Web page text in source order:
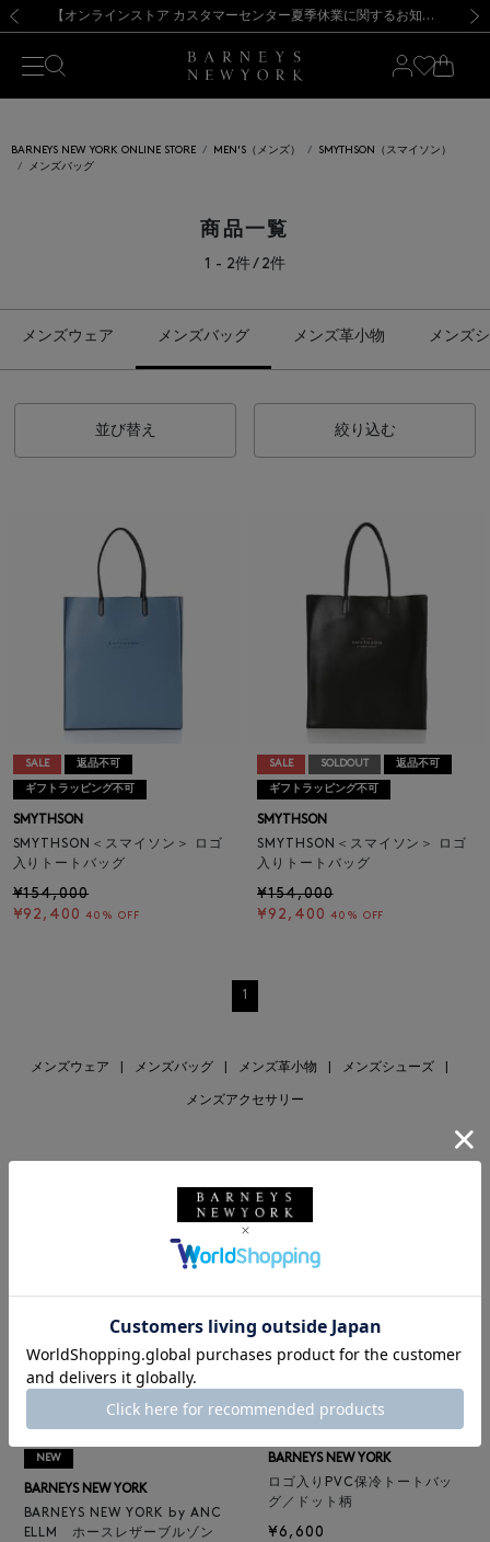
新規登録のお客様も対象！＜MY BARNEYS＞会員のお客様は11,000円（税込）以上のお買上げで常時送料無料！お買い物の際は会員登録を！
【夏季休業に伴う出荷一時停止のお知らせ】(2026.8.7) 【オンラインストア カスタマーセンター夏季休業に関するお知らせ】（2026.8.7）
【夏季休業に伴う返品・交換承り一時停止のお知らせ】（2026.8.5）
熊本県を中心とした地震の影響によるお荷物のお届けについて
【開催中】SUMMER SALEのご案内・ご注意事項 新規登録のお客様も対象！＜MY BARNEYS＞会員のお客様は11,000円（税込）以上のお買上げで常時送料無料！お買い物の際は会員登録を！
【夏季休業に伴う出荷一時停止のお知らせ】(2026.8.7)
BARNEYS NEW YORK ONLINE STORE MEN'S（メンズ）
SMYTHSON（スマイソン）
メンズバッグ
商品一覧
1 - 2件 / 2件
メンズウェア メンズバッグ メンズ革小物 メンズ
並び替え 絞り込む
SALE 返品不可
ギフトラッピング不可
SMYTHSON
SMYTHSON＜スマイソン＞ ロゴ
入りトートバッグ
¥154,000
¥92,400 40% OFF
SALE SOLDOUT 返品不可
ギフトラッピング不可
SMYTHSON
SMYTHSON＜スマイソン＞ ロゴ
入りトートバッグ
¥154,000
¥92,400 40% OFF
1
メンズウェア メンズバッグ メンズ革小物 メンズシューズ
メンズアクセサリー
NEW
BARNEYS NEW YORK
BARNEYS NEW YORK by ANC
ELLM ホースレザーブルゾン
BARNEYS NEW YORK
ロゴ入りPVC保冷トートバッ
グ／ドット柄
¥6,600